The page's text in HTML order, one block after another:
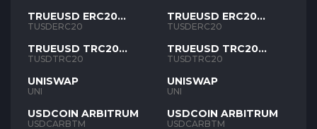
TRUEUSD ERC20
TUSD
TUSDERC20
TRUEUSD TRC20
TUSD
TUSDTRC20
UNISWAP
UNI
USDCOIN ARBITRUM
USDCARBTM
TRUEUSD ERC20
TUSD
TUSDERC20
TRUEUSD TRC20
TUSD
TUSDTRC20
UNISWAP
UNI
USDCOIN ARBITRUM
USDCARBTM